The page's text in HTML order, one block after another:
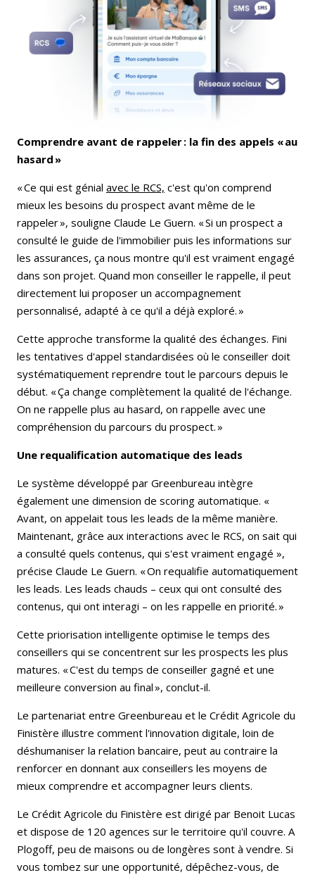
Comprendre avant de rappeler : la fin des appels « au
hasard »
« Ce qui est génial avec le RCS, c'est qu'on comprend
mieux les besoins du prospect avant même de le
rappeler », souligne Claude Le Guern. « Si un prospect a
consulté le guide de l'immobilier puis les informations sur
les assurances, ça nous montre qu'il est vraiment engagé
dans son projet. Quand mon conseiller le rappelle, il peut
directement lui proposer un accompagnement
personnalisé, adapté à ce qu'il a déjà exploré. »
Cette approche transforme la qualité des échanges. Fini
les tentatives d'appel standardisées où le conseiller doit
systématiquement reprendre tout le parcours depuis le
début. « Ça change complètement la qualité de l'échange.
On ne rappelle plus au hasard, on rappelle avec une
compréhension du parcours du prospect. »
Une requalification automatique des leads
Le système développé par Greenbureau intègre
également une dimension de scoring automatique. «
Avant, on appelait tous les leads de la même manière.
Maintenant, grâce aux interactions avec le RCS, on sait qui
a consulté quels contenus, qui s'est vraiment engagé »,
précise Claude Le Guern. « On requalifie automatiquement
les leads. Les leads chauds – ceux qui ont consulté des
contenus, qui ont interagi – on les rappelle en priorité. »
Cette priorisation intelligente optimise le temps des
conseillers qui se concentrent sur les prospects les plus
matures. « C'est du temps de conseiller gagné et une
meilleure conversion au final », conclut-il.
Le partenariat entre Greenbureau et le Crédit Agricole du
Finistère illustre comment l'innovation digitale, loin de
déshumaniser la relation bancaire, peut au contraire la
renforcer en donnant aux conseillers les moyens de
mieux comprendre et accompagner leurs clients.
Le Crédit Agricole du Finistère est dirigé par Benoit Lucas
et dispose de 120 agences sur le territoire qu'il couvre. A
Plogoff, peu de maisons ou de longères sont à vendre. Si
vous tombez sur une opportunité, dépêchez-vous, de